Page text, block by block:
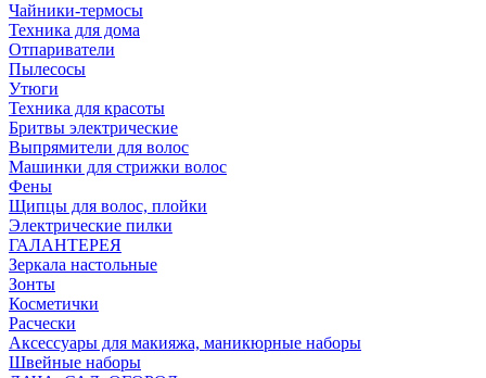
Чайники-термосы
Техника для дома
Отпариватели
Пылесосы
Утюги
Техника для красоты
Бритвы электрические
Выпрямители для волос
Машинки для стрижки волос
Фены
Щипцы для волос, плойки
Электрические пилки
ГАЛАНТЕРЕЯ
Зеркала настольные
Зонты
Косметички
Расчески
Аксессуары для макияжа, маникюрные наборы
Швейные наборы